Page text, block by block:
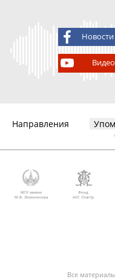
Направления
МГУ имени
М.В. Ломоносова
Фонд
AVC Charity
Все